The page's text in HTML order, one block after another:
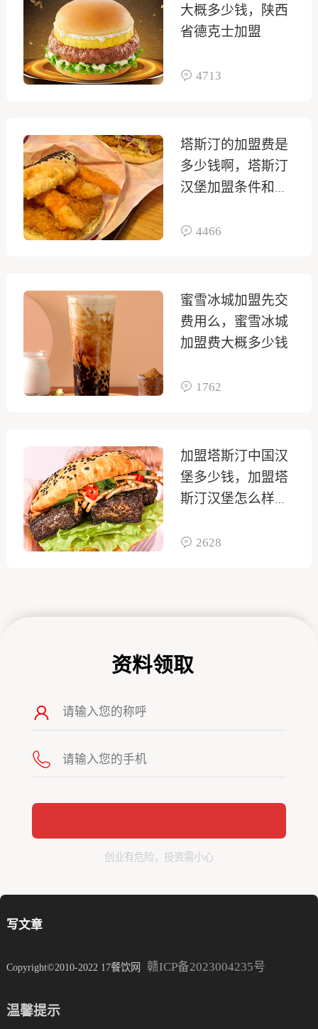
大概多少钱，陕西
省德克士加盟
4713
塔斯汀的加盟费是
多少钱啊，塔斯汀
汉堡加盟条件和费
4466
蜜雪冰城加盟先交
费用么，蜜雪冰城
加盟费大概多少钱
1762
加盟塔斯汀中国汉
堡多少钱，加盟塔
斯汀汉堡怎么样好
2628
资料领取
创业有危险，投资需小心
写文章
Copyright©2010-2022 17餐饮网 赣ICP备2023004235号
温馨提示